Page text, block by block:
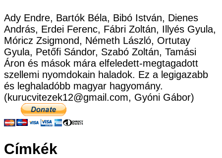
Ady Endre, Bartók Béla, Bibó István, Dienes
András, Erdei Ferenc, Fábri Zoltán, Illyés Gyula,
Móricz Zsigmond, Németh László, Ortutay
Gyula, Petőfi Sándor, Szabó Zoltán, Tamási
Áron és mások mára elfeledett-megtagadott
szellemi nyomdokain haladok. Ez a legigazabb
és leghaladóbb magyar hagyomány.
(kurucvitezek12@gmail.com, Gyóni Gábor)
Címkék